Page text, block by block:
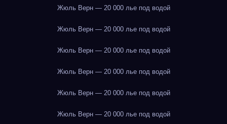
Жюль Верн — 20 000 лье под водой
Жюль Верн — 20 000 лье под водой
Жюль Верн — 20 000 лье под водой
Жюль Верн — 20 000 лье под водой
Жюль Верн — 20 000 лье под водой
Жюль Верн — 20 000 лье под водой